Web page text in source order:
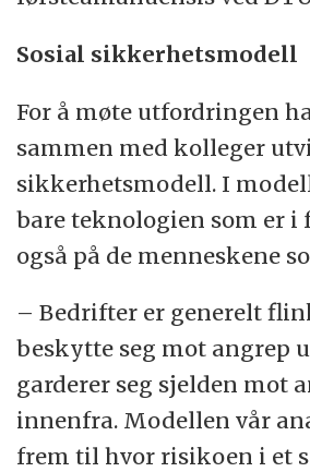
Sosial sikkerhetsmodell
For å møte utfordringen
sammen med kolleger
sikkerhetsmodell. I
bare teknologien som er i
også på de menneskene
– Bedrifter er generelt
beskytte seg mot angrep
garderer seg sjelden mot
innenfra. Modellen vår
frem til hvor risikoen i et